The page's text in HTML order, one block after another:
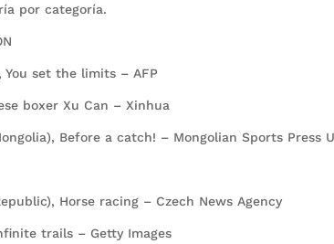
por categoría.
You set the limits – AFP
boxer Xu Can – Xinhua
Before a catch! – Mongolian Sports Press
Horse racing – Czech News Agency
trails – Getty Images